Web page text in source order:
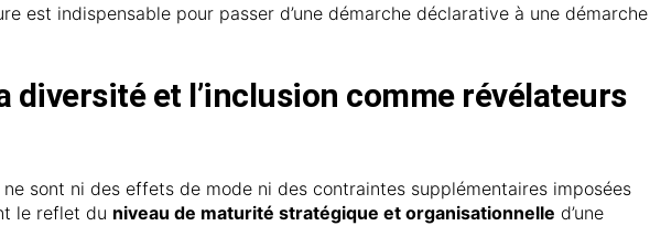
est indispensable pour passer d’une démarche déclarative à une démarche
diversité et l’inclusion comme révélateurs
ne sont ni des effets de mode ni des contraintes supplémentaires imposées
le reflet du niveau de maturité stratégique et organisationnelle d’une